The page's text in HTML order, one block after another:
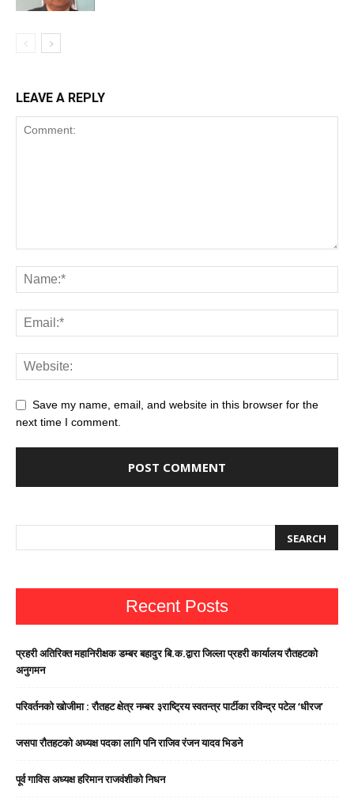
LEAVE A REPLY
Save my name, email, and website in this browser for the
next time I comment.
Recent Posts
प्रहरी अतिरिक्त महानिरीक्षक डम्बर बहादुर बि.क.द्वारा जिल्ला प्रहरी कार्यालय रौतहटको
अनुगमन
परिवर्तनको खोजीमा : रौतहट क्षेत्र नम्बर ३राष्ट्रिय स्वतन्त्र पार्टीका रविन्द्र पटेल ‘धीरज’
जसपा राैतहटको अध्यक्ष पदका लागि पनि राजिव रंजन यादव भिडने
पूर्व गाविस अध्यक्ष हरिमान राजवंशीको निधन